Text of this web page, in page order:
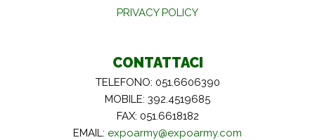
PRIVACY POLICY
CONTATTACI
TELEFONO: 051.6606390
MOBILE: 392.4519685
FAX: 051.6618182
EMAIL: expoarmy@expoarmy.com